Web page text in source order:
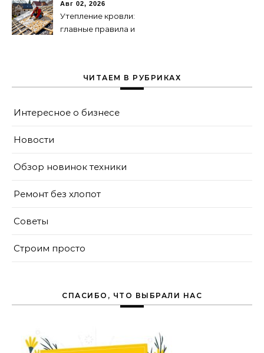
Авг 02, 2026
Утепление кровли:
главные правила и
ЧИТАЕМ В РУБРИКАХ
Интересное о бизнесе
Новости
Обзор новинок техники
Ремонт без хлопот
Советы
Строим просто
СПАСИБО, ЧТО ВЫБРАЛИ НАС